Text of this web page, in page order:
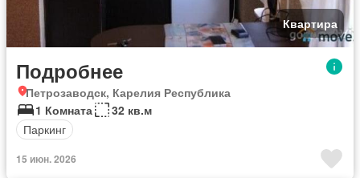
Квартира
Подробнее
Петрозаводск, Карелия Республика
1 Комната
32 кв.м
Паркинг
15 июн. 2026